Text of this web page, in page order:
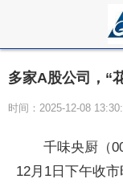
多家A股公司，“
时间：2025-12-08
千味央厨（
12月1日下午收